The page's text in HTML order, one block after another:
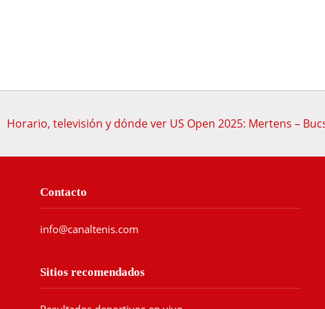
Horario, televisión y dónde ver US Open 2025: Mertens –
Contacto
info@canaltenis.com
Sitios recomendados